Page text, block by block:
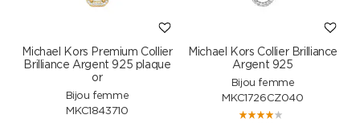
Michael Kors Premium Collier
Brilliance Argent 925 plaque
or
Bijou femme
MKC1843710
Michael Kors Collier Brilliance
Argent 925
Bijou femme
MKC1726CZ040